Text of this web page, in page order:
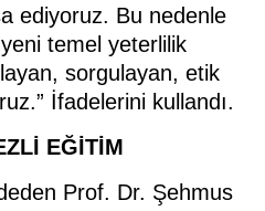
ediyoruz. Bu nedenle
temel yeterlilik
sorgulayan, etik
İfadelerini kullandı.
EĞİTİM
Prof. Dr. Şehmus